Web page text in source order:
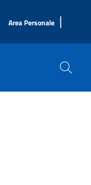
Area Personale |